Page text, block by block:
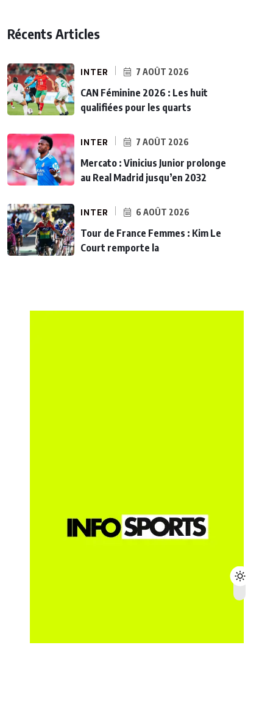
Récents Articles
INTER 7 AOÛT 2026
CAN Féminine 2026 : Les huit
qualifiées pour les quarts
INTER 7 AOÛT 2026
Mercato : Vinicius Junior prolonge
au Real Madrid jusqu’en 2032
INTER 6 AOÛT 2026
Tour de France Femmes : Kim Le
Court remporte la